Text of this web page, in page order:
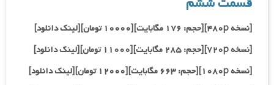
[نسخه ۴۸۰p][حجم: ۱۷۶ مگابایت][۱۰۰۰۰ تومان][لینک دانلود]
[نسخه ۷۲۰p][حجم: ۲۸۵ مگابایت][۱۱۰۰۰ تومان][لینک دانلود]
[نسخه ۱۰۸۰p][حجم: ۶۶۳ مگابایت][۱۲۰۰۰ تومان][لینک دانلود]